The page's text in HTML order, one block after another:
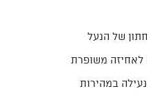
של הנעל
לאחיזה משופרת
במהירות